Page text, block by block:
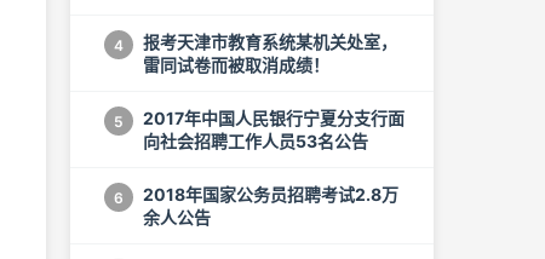
4
报考天津市教育系统某机关处室，
雷同试卷而被取消成绩！
5
2017年中国人民银行宁夏分支行面
向社会招聘工作人员53名公告
6
2018年国家公务员招聘考试2.8万
余人公告